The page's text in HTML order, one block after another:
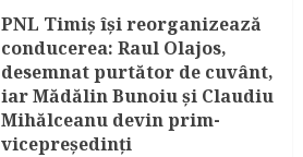
PNL Timiș își reorganizează
conducerea: Raul Olajos,
desemnat purtător de cuvânt,
iar Mădălin Bunoiu și Claudiu
Mihălceanu devin prim-
vicepreședinți